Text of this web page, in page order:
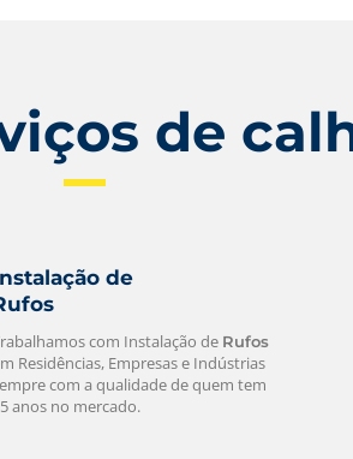
de
de
com Instalação de Rufos
Residências, Empresas e Indústrias
com a qualidade de quem tem
anos no mercado.